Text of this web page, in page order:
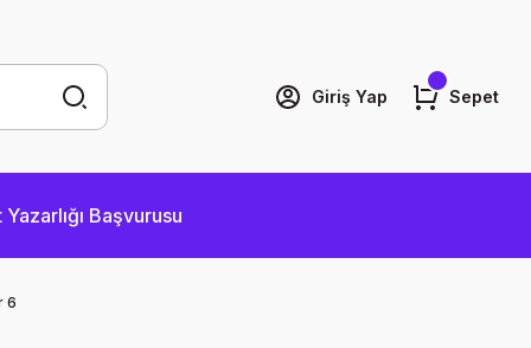
Giriş Yap Sepet
Yazarlığı Başvurusu
6